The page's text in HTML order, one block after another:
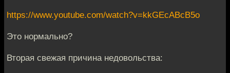
https://www.youtube.com/watch?v=kkGEcABcB5o
Это нормально?
Вторая свежая причина недовольства: